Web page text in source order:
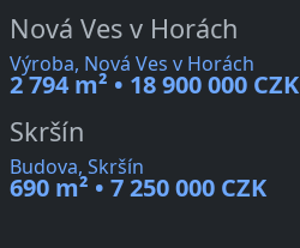
Nová Ves v Horách
Výroba, Nová Ves v Horách
2 794 m² • 18 900 000 CZK
Skršín
Budova, Skršín
690 m² • 7 250 000 CZK